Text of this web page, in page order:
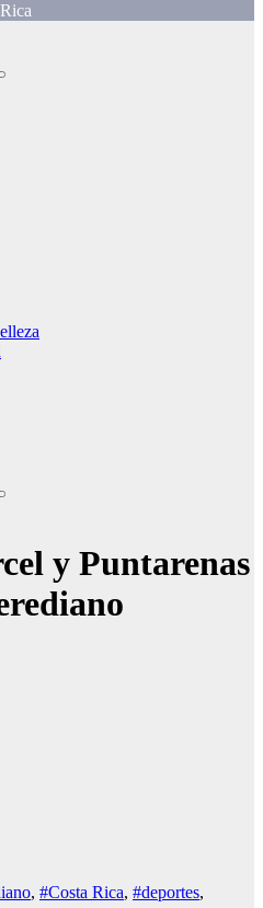
y Puntarenas
, #Costa Rica, #deportes,